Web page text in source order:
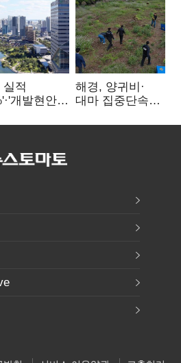
실적
개발현안
경제청장
해경, 양귀비·
대마 집중단속…
249명 검거